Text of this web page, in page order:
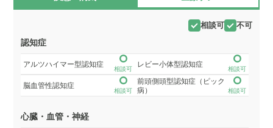
相談可 不可
認知症
アルツハイマー型認知症
相談可
レビー小体型認知症
相談可
脳血管性認知症
相談可
前頭側頭型認知症（ピック
病）
相談可
心臓・血管・神経